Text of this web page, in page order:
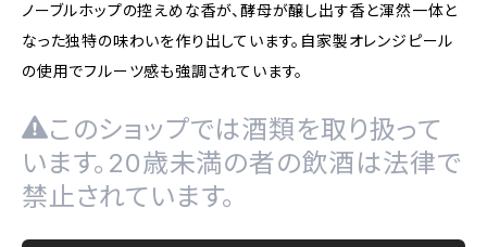
ノーブルホップの控えめな香が、酵母が醸し出す香と渾然一体と
なった独特の味わいを作り出しています。自家製オレンジピール
の使用でフルーツ感も強調されています。
このショップでは酒類を取り扱って
います。20歳未満の者の飲酒は法律で
禁止されています。